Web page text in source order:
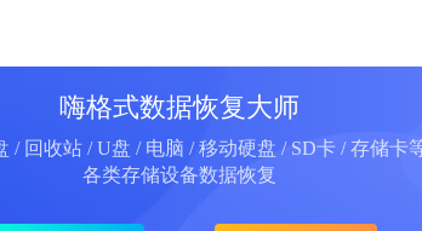
嗨格式数据恢复大师
/ 回收站 / U盘 / 电脑 / 移动硬盘 / SD卡 / 存储卡
各类存储设备数据恢复